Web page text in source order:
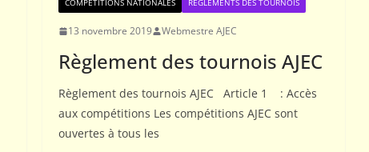
COMPÉTITIONS NATIONALES RÈGLEMENTS DES TOURNOIS
13 novembre 2019 Webmestre AJEC
Règlement des tournois AJEC
Règlement des tournois AJEC Article 1 : Accès
aux compétitions Les compétitions AJEC sont
ouvertes à tous les